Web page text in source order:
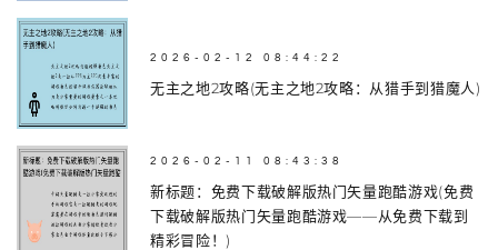
2026-02-12 08:44:22
无主之地2攻略(无主之地2攻略：从猎手到猎魔人)
2026-02-11 08:43:38
新标题：免费下载破解版热门矢量跑酷游戏(免费
下载破解版热门矢量跑酷游戏——从免费下载到
精彩冒险！)